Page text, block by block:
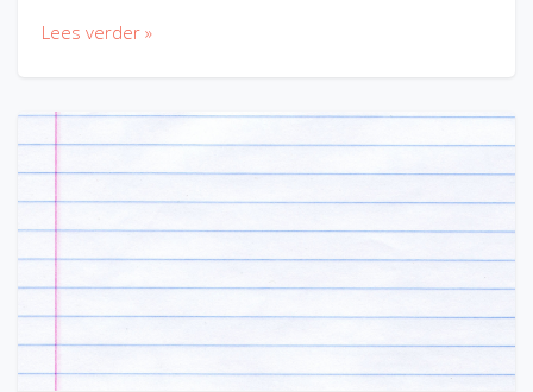
Lees verder »